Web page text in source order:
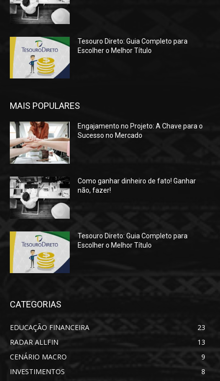
Tesouro Direto: Guia Completo para
Escolher o Melhor Título
MAIS POPULARES
Engajamento no Projeto: A Chave para o
Sucesso no Mercado
Como ganhar dinheiro de fato! Ganhar
não, fazer!
Tesouro Direto: Guia Completo para
Escolher o Melhor Título
CATEGORIAS
EDUCAÇÃO FINANCEIRA
23
RADAR ALLFIN
13
CENÁRIO MACRO
9
INVESTIMENTOS
8